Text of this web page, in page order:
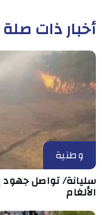
أخبار ذات صلة
وطنية
سليانة/ تواصل
الألغام